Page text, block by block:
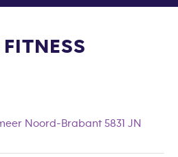
Noord-Brabant 5831 JN